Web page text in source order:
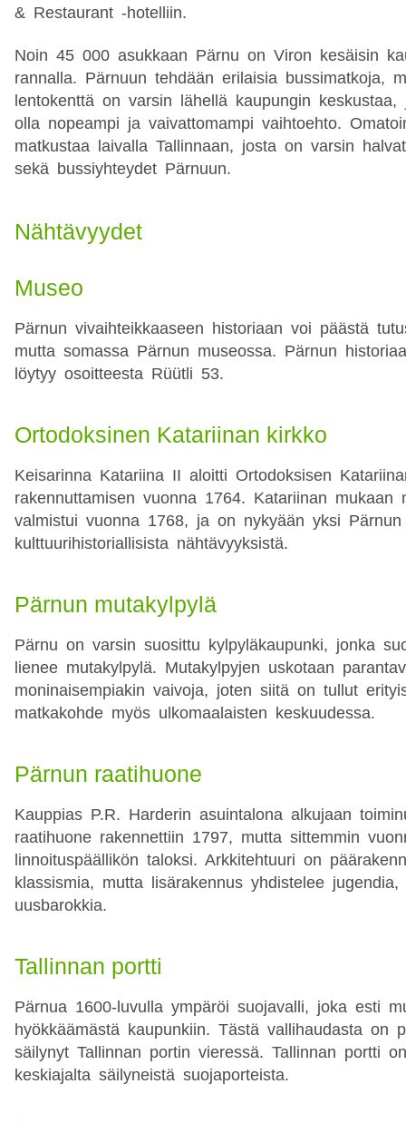
& Restaurant -hotelliin.
Noin 45 000 asukkaan Pärnu on Viron kesäisin
rannalla. Pärnuun tehdään erilaisia bussimatkoja,
lentokenttä on varsin lähellä kaupungin
olla nopeampi ja vaivattomampi vaihtoehto.
matkustaa laivalla Tallinnaan, josta on varsin
sekä bussiyhteydet Pärnuun.
Nähtävyydet
Museo
Pärnun vivaihteikkaaseen historiaan voi päästä
mutta somassa Pärnun museossa. Pärnun
löytyy osoitteesta Rüütli 53.
Ortodoksinen Katariinan kirkko
Keisarinna Katariina II aloitti Ortodoksisen
rakennuttamisen vuonna 1764. Katariinan mukaan
valmistui vuonna 1768, ja on nykyään yksi Pärnun
kulttuurihistoriallisista nähtävyyksistä.
Pärnun mutakylpylä
Pärnu on varsin suosittu kylpyläkaupunki, jonka
lienee mutakylpylä. Mutakylpyjen uskotaan
moninaisempiakin vaivoja, joten siitä on tullut
matkakohde myös ulkomaalaisten keskuudessa.
Pärnun raatihuone
Kauppias P.R. Harderin asuintalona alkujaan
raatihuone rakennettiin 1797, mutta sittemmin
linnoituspäällikön taloksi. Arkkitehtuuri on
klassismia, mutta lisärakennus yhdistelee
uusbarokkia.
Tallinnan portti
Pärnua 1600-luvulla ympäröi suojavalli, joka esti
hyökkäämästä kaupunkiin. Tästä vallihaudasta on
säilynyt Tallinnan portin vieressä. Tallinnan portti
keskiajalta säilyneistä suojaporteista.